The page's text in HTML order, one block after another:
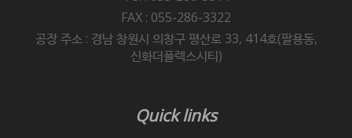
FAX : 055-286-3322
공장 주소 : 경남 창원시 의창구 평산로 33, 414호(팔용동,
신화더플렉스시티)
Quick links